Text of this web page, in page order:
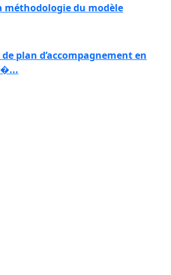
méthodologie du modèle
plan d’accompagnement en